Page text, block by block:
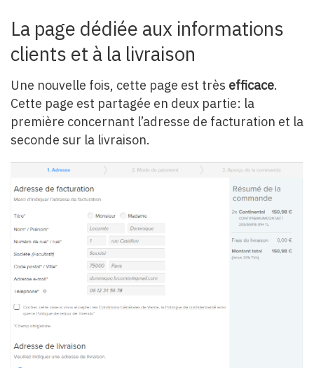
La page dédiée aux informations
clients et à la livraison
Une nouvelle fois, cette page est très efficace.
Cette page est partagée en deux partie: la
première concernant l’adresse de facturation et la
seconde sur la livraison.